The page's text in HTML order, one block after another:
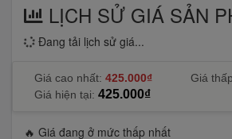
LỊCH SỬ GIÁ SẢN
Đang tải lịch sử giá...
Giá cao nhất: 425.000₫ Giá
Giá hiện tại: 425.000₫
🔥 Giá đang ở mức thấp nhất